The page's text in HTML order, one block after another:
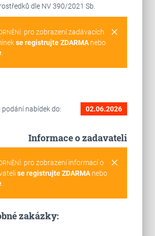
dle NV 390/2021 Sb.
clear
pro zobrazení zadávacích
se registrujte ZDARMAnebo
.
podání nabídek do: 02.06.2026
Informace o zadavateli
clear
pro zobrazení informací o
se registrujte ZDARMAnebo
.
zakázky: